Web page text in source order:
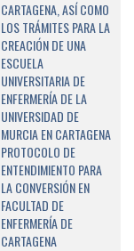
CARTAGENA, ASÍ COMO
LOS TRÁMITES PARA LA
CREACIÓN DE UNA
ESCUELA
UNIVERSITARIA DE
ENFERMERÍA DE LA
UNIVERSIDAD DE
MURCIA EN CARTAGENA
PROTOCOLO DE
ENTENDIMIENTO PARA
LA CONVERSIÓN EN
FACULTAD DE
ENFERMERÍA DE
CARTAGENA